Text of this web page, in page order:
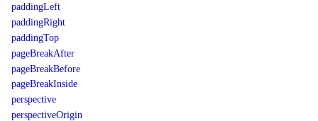
paddingLeft
paddingRight
paddingTop
pageBreakAfter
pageBreakBefore
pageBreakInside
perspective
perspectiveOrigin